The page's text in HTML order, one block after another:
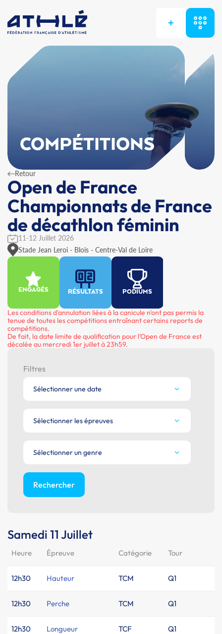
+
COMPÉTITIONS
Retour
Open de France
Championnats de France
de décathlon féminin
11-12 Juillet 2026
Stade Jean Leroi - Blois - Centre-Val de Loire
ENGAGÉS RÉSULTATS PODIUMS
Les conditions d'annulation liées à la canicule n'ont pas permis la
tenue de toutes les compétitions entraînant certains reports de
compétitions.
De fait, la date limite de qualification pour l'Open de France est
décalée au mercredi 1er juillet à 23h59.
Filtres
Sélectionner une date
Sélectionner les épreuves
Sélectionner un genre
Rechercher
Samedi 11 Juillet
Heure Épreuve Catégorie Tour
12h30 Hauteur TCM Q1
12h30 Perche TCM Q1
12h30 Longueur TCF Q1